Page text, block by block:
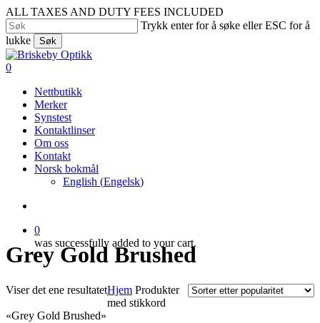
Skip
to
main
content
ALL TAXES AND DUTY FEES INCLUDED
Trykk enter for å søke eller ESC for å
lukke
Søk
Close
Search
search
0
Nettbutikk
Merker
Synstest
Kontaktlinser
Om oss
Kontakt
Norsk bokmål
English (Engelsk)
0
was successfully added to your cart.
Grey Gold Brushed
Viser det ene resultatetHjem Produkter
med stikkord
«Grey Gold Brushed»